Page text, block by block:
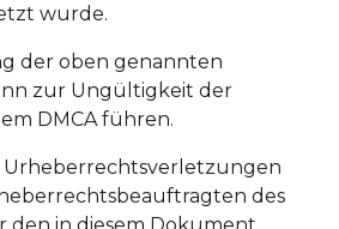
wurde.
der oben genannten
zur Ungültigkeit der
DMCA führen.
des